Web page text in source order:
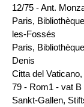
12/75 - Ant.
Paris,
les-Fossés
Paris,
Denis
Citta del
79 - Rom1 - vat B
Sankt-Gallen,